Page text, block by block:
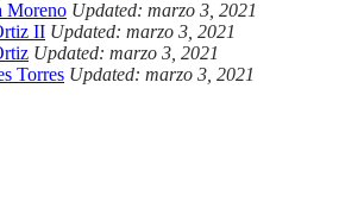
Moreno Updated: marzo 3, 2021
II Updated: marzo 3, 2021
Updated: marzo 3, 2021
Torres Updated: marzo 3, 2021